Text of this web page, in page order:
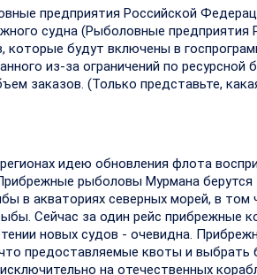
предприятия Российской
судна (Рыболовные
которые будут включены в
из-за ограничений по
заказов. (Только представьте,
идею обновления флота
рыболовы Мурмана
в акваториях северных морей, в
Сейчас за один рейс прибрежные
новых судов - очевидна.
предоставляемые квоты и
на отечественных